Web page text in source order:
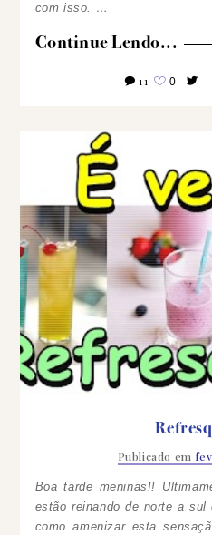
com isso. …
Continue Lendo...
11 0
Publicado em
Boa tarde meninas!!
estão reinando de norte a
como amenizar esta